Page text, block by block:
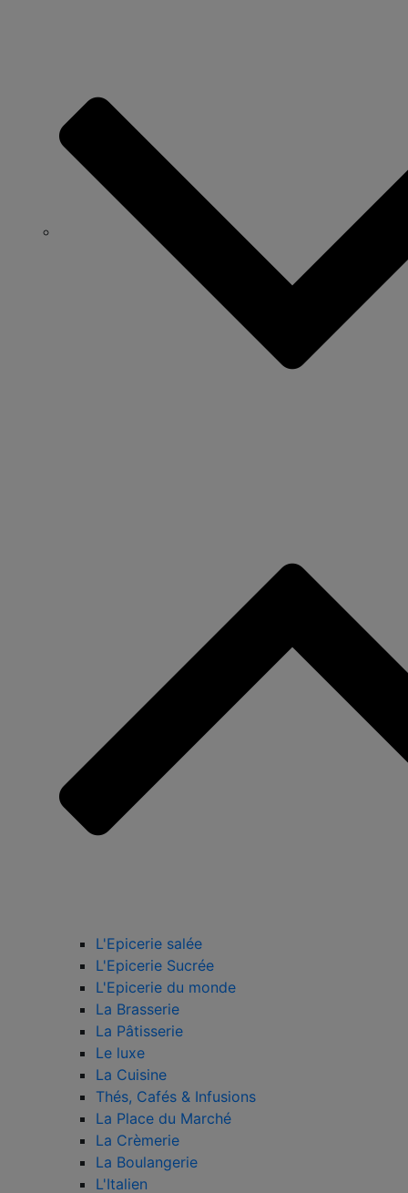
L'Epicerie salée
L'Epicerie Sucrée
L'Epicerie du monde
La Brasserie
La Pâtisserie
Le luxe
La Cuisine
Thés, Cafés & Infusions
La Place du Marché
La Crèmerie
La Boulangerie
L'Italien